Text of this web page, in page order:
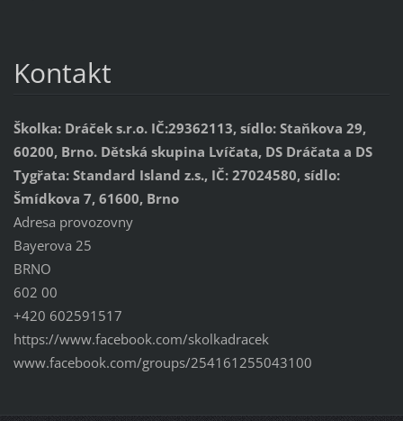
Kontakt
Školka: Dráček s.r.o. IČ:29362113, sídlo: Staňkova 29,
60200, Brno. Dětská skupina Lvíčata, DS Dráčata a DS
Tygřata: Standard Island z.s., IČ: 27024580, sídlo:
Šmídkova 7, 61600, Brno
Adresa provozovny
Bayerova 25
BRNO
602 00
+420 602591517
https://www.facebook.com/skolkadracek
www.facebook.com/groups/254161255043100